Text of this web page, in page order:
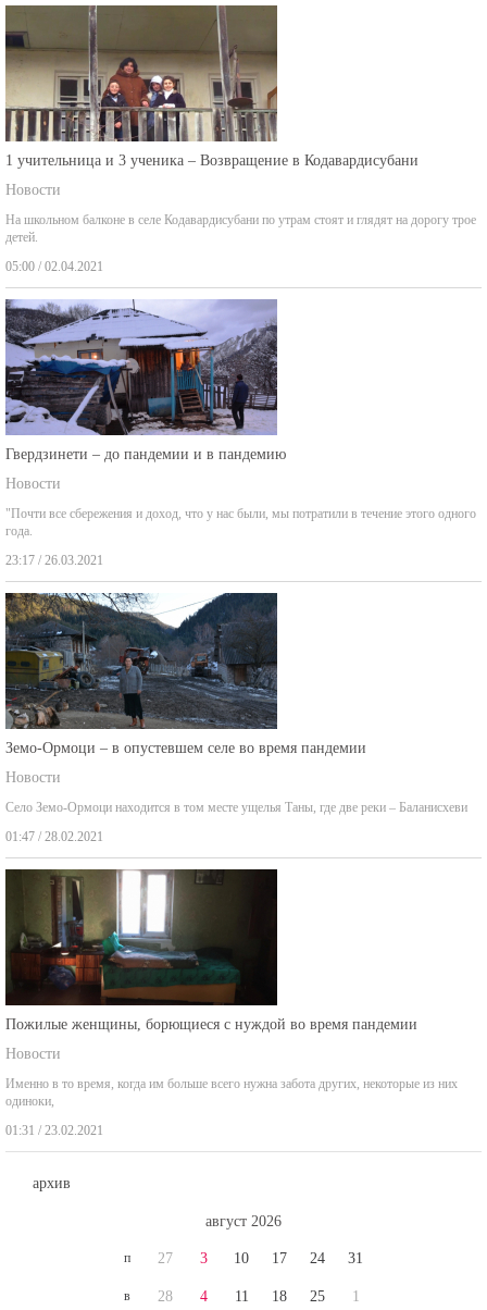
1 учительница и 3 ученика – Возвращение в Кодавардисубани
Новости
На школьном балконе в селе Кодавардисубани по утрам стоят и глядят на дорогу трое
детей.
05:00 / 02.04.2021
Гвердзинети – до пандемии и в пандемию
Новости
"Почти все сбережения и доход, что у нас были, мы потратили в течение этого одного
года.
23:17 / 26.03.2021
Земо-Ормоци – в опустевшем селе во время пандемии
Новости
Село Земо-Ормоци находится в том месте ущелья Таны, где две реки – Баланисхеви
01:47 / 28.02.2021
Пожилые женщины, борющиеся с нуждой во время пандемии
Новости
Именно в то время, когда им больше всего нужна забота других, некоторые из них
одиноки,
01:31 / 23.02.2021
архив
август 2026
п
в
27
28
3
4
10
11
17
18
24
25
31
1